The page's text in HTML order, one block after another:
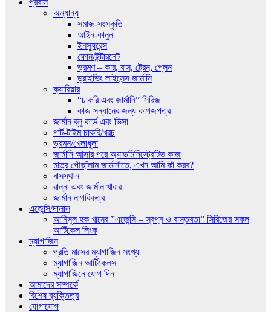
প্রবাস
অন্যান্য
সমাজ-সংস্কৃতি
আইন-কানুন
ইনস্যুরেন্স
ফোন/ইন্টারনেট
ভ্রমণ – কার, বাস, ট্রেন, প্লেন
ড্রাইভিং লাইসেন্স জার্মানি
ক্যারিয়ার
“চাকরি এবং জার্মানি” সিরিজ
কাজ সন্ধানের জন্য কাগজপত্র
জার্মান ব্লু কার্ড এবং ভিসা
পার্ট-টাইম চাকরি/খরচ
ভ্রমন/খেলাধুলা
জার্মানি আসার পরে অ্যাডমিনিস্ট্রেটিভ কাজ
মাত্র পৌছাঁঁলাম জার্মানীতে, এখন আমি কী করব?
বাসস্থান
রান্না এবং জার্মান খাবার
জার্মান নাগরিকত্ব
এজেন্সি/দালাল
আনিসুল হক খানের ”এজেন্সি – স্বপ্ন ও বাস্তবতা” সিরিজের সকল
আর্টিকেল লিংক
ম্যাগাজিন
প্রতি মাসের ম্যাগাজিন সংখ্যা
ম্যাগাজিন আর্টিকেলস
ম্যাগাজিনে যোগ দিন
আমাদের সম্পর্কে
বিশেষ ব্যক্তিত্ব
যোগাযোগ